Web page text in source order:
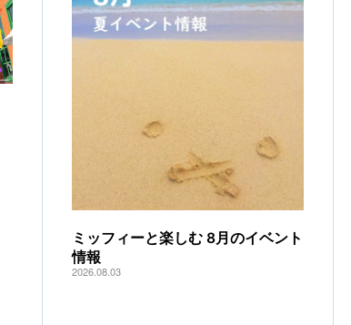
ミッフィーと楽しむ 8月のイベント
情報
2026.08.03